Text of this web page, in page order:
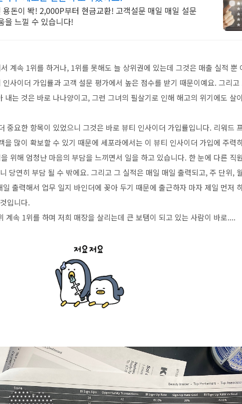
돈이 똭! 2,000P부터 현금교환! 고객설문 매일 매일 설문
을 느낄 수 있습니다!
계속 1위를 하거나, 1위를 못해도 늘 상위권에 있는데 그것은 매출 실적 뿐
사이더 가입률과 고객 설문 평가에서 높은 점수를 받기 때문이예요. 그리고
내는 것은 바로 나나양이고, 그런 그녀의 필살기로 인해 해고의 위기에도 살
중요한 항목이 있었으니 그것은 바로 뷰티 인사이더 가입률입니다. 리워드
을 많이 확보할 수 있기 때문에 세포라에서는 이 뷰티 인사이더 가입에 주력
위해 엄청난 마음의 부담을 느끼면서 일을 하고 있습니다. 한 눈에 다른 직
당연히 부담 될 수 밖에요. 그리고 그 실적은 매일 매일 출력되고, 주 단위,
출력해서 업무 일지 바인더에 꽂아 두기 때문에 출근하자 마자 제일 먼저
입니다.
계속 1위를 하며 저희 매장을 살리는데 큰 보탬이 되고 있는 사람이 바로....